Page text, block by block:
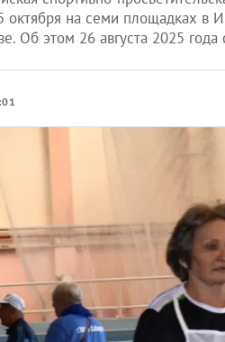
октября на семи площадках в
Об этом 26 августа 2025